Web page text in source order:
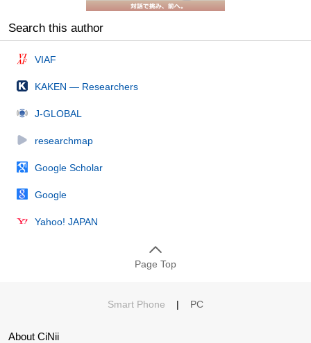
Search this author
VIAF
KAKEN — Researchers
J-GLOBAL
researchmap
Google Scholar
Google
Yahoo! JAPAN
Page Top
Smart Phone | PC
About CiNii